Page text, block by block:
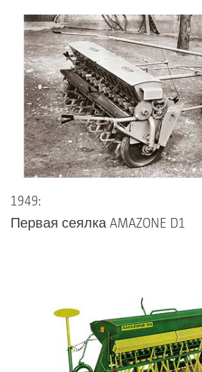
1949:
Первая сеялка AMAZONE D1